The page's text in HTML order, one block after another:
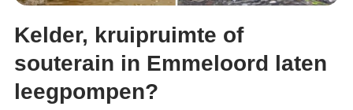
Kelder, kruipruimte of
souterain in Emmeloord laten
leegpompen?